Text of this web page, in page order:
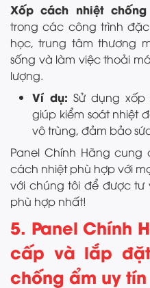
Xốp cách nhiệt
trong các công trình
học, trung tâm thương
sống và làm việc thoải
lượng.
Ví dụ: Sử dụng
giúp kiểm soát nhiệt
vô trùng, đảm bảo
Panel Chính Hãng
cách nhiệt phù hợp với
với chúng tôi để được tư
phù hợp nhất!
5. Panel Chính
cấp và lắp
chống ẩm uy tín